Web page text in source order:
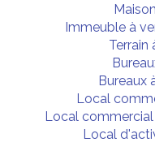
Immeuble à
Terrain
Bureaux
Local
Local
Local